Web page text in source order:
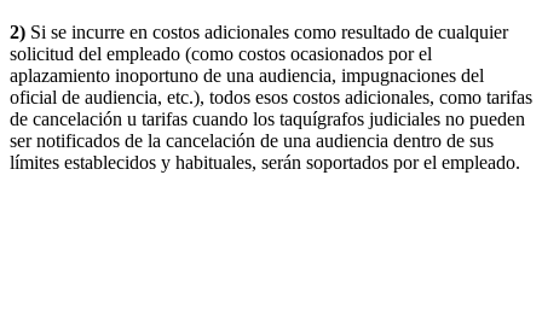
2) Si se incurre en costos adicionales como resultado de cualquier
solicitud del empleado (como costos ocasionados por el
aplazamiento inoportuno de una audiencia, impugnaciones del
oficial de audiencia, etc.), todos esos costos adicionales, como tarifas
de cancelación u tarifas cuando los taquígrafos judiciales no pueden
ser notificados de la cancelación de una audiencia dentro de sus
límites establecidos y habituales, serán soportados por el empleado.